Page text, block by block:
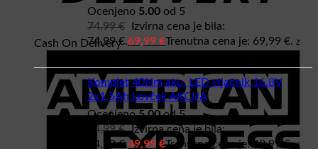
Cash On Delivery
Ocenjeno 5.00 od 5
74,99€
Izvirna cena je bila:
74,99 €.69,99 €Trenutna cena je: 69,99 €. z
Komplet 40Nm aku. LED vijačnik 16.8V
2x1.5Ah kovček AKCIJA
Ocenjeno5.00od 5
54,99€ Izvirna cena je bila:
54,99 €.49,99 €Trenutna cena je: 49,99 €. z